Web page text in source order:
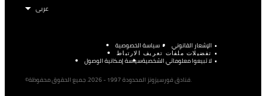
الإشعار القانوني سياسة الخصوصية
تفضيلات ملفات تعريف الارتباط
لا تبيعوا معلوماتي الشخصيةسياسة إمكانية الوصول
©فنادق فورسيزونز المحدودة 1997 - 2026. جميع الحقوق محفوظة.